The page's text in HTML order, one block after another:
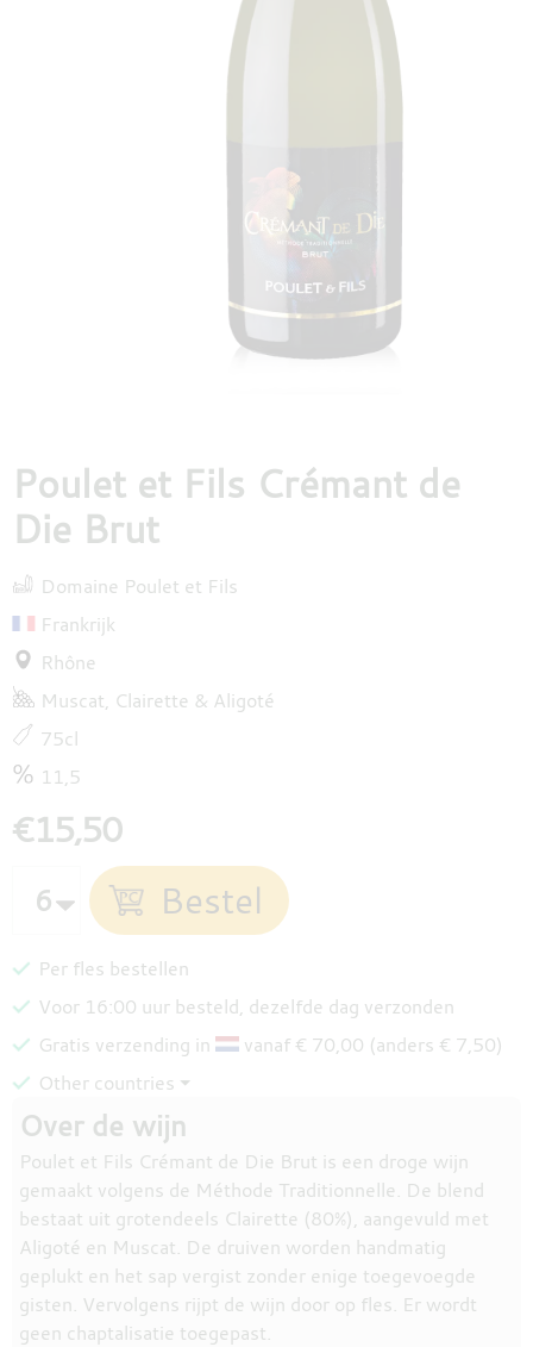
Poulet et Fils Crémant de
Die Brut
Domaine Poulet et Fils
Frankrijk
Rhône
Muscat Clairette
Aligoté
75cl
11,5
€15,50
Per fles bestellen
Voor 16:00 uur besteld, dezelfde dag verzonden
Gratis verzending in
vanaf € 70,00 (anders € 7,50)
Other countries ⏷
Over de wijn
Poulet et Fils Crémant de Die Brut is een droge wijn
gemaakt volgens de Méthode Traditionnelle. De blend
bestaat uit grotendeels Clairette (80%), aangevuld met
Aligoté en Muscat. De druiven worden handmatig
geplukt en het sap vergist zonder enige toegevoegde
gisten. Vervolgens rijpt de wijn door op fles. Er wordt
geen chaptalisatie toegepast.